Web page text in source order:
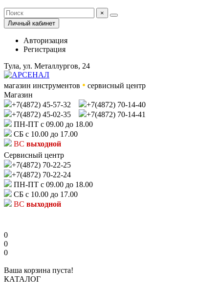
×
Личный кабинет
Авторизация
Регистрация
Тула, ул. Металлургов, 24
магазин инструментов • сервисный центр
Магазин
+7(4872) 45-57-32
+7(4872) 70-14-40
+7(4872) 45-02-35
+7(4872) 70-14-41
ПН-ПТ с 09.00 до 18.00
СБ с 10.00 до 17.00
ВС выходной
Сервисный центр
+7(4872) 70-22-25
+7(4872) 70-22-24
ПН-ПТ с 09.00 до 18.00
СБ с 10.00 до 17.00
ВС выходной
0
0
0
Ваша корзина пуста!
КАТАЛОГ